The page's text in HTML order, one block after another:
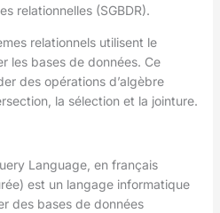
relationnelles (SGBDR).
relationnels utilisent le
les bases de données. Ce
des opérations d’algèbre
la sélection et la jointure.
Language, en français
est un langage informatique
des bases de données